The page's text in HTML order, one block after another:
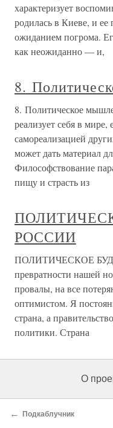
характеризует
родилась в Киеве, и ее
ожиданием погрома.
как неожиданно — и,
8.
8. Политическое
реализует себя в мире,
самореализацией
может дать материал
Философствование
пищу и страсть из
РОССИИ
ПОЛИТИЧЕСКОЕ
превратности нашей
провалы, на все
оптимистом. Я
страна, а
политики. Страна
О
← Подкаблучник